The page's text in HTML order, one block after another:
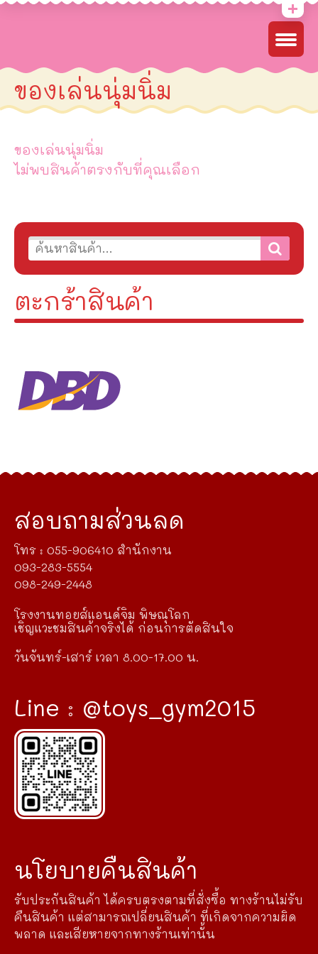
ของเล่นนุ่มนิ่ม
ตะกร้าสินค้า
ของเล่นนุ่มนิ่ม
ไม่พบสินค้าตรงกับที่คุณเลือก
สอบถามส่วนลด
โทร : 055-906410 สำนักงาน
093-283-5554
098-249-2448
โรงงานทอยส์แอนด์จิม พิษณุโลก
เชิญแวะชมสินค้าจริงได้ ก่อนการตัดสินใจ
วันจันทร์-เสาร์ เวลา 8.00-17.00 น.
Line : @toys_gym2015
นโยบายคืนสินค้า
รับประกันสินค้า ได้ครบตรงตามที่สั่งซื้อ ทางร้านไม่รับ
คืนสินค้า แต่สามารถเปลี่ยนสินค้า ที่เกิดจากความผิด
พลาด และเสียหายจากทางร้านเท่านั้น